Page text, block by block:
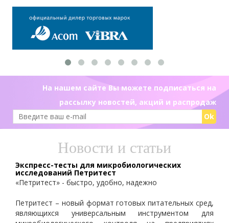
На нашем сайте Вы можете подписаться на
рассылку новостей, акций и распродаж
Ok
Новости и статьи
Экспресс-тесты для микробиологических
исследований Петритест
«Петритест» - быстро, удобно, надежно
Петритест – новый формат готовых питательных сред,
являющихся универсальным инструментом для